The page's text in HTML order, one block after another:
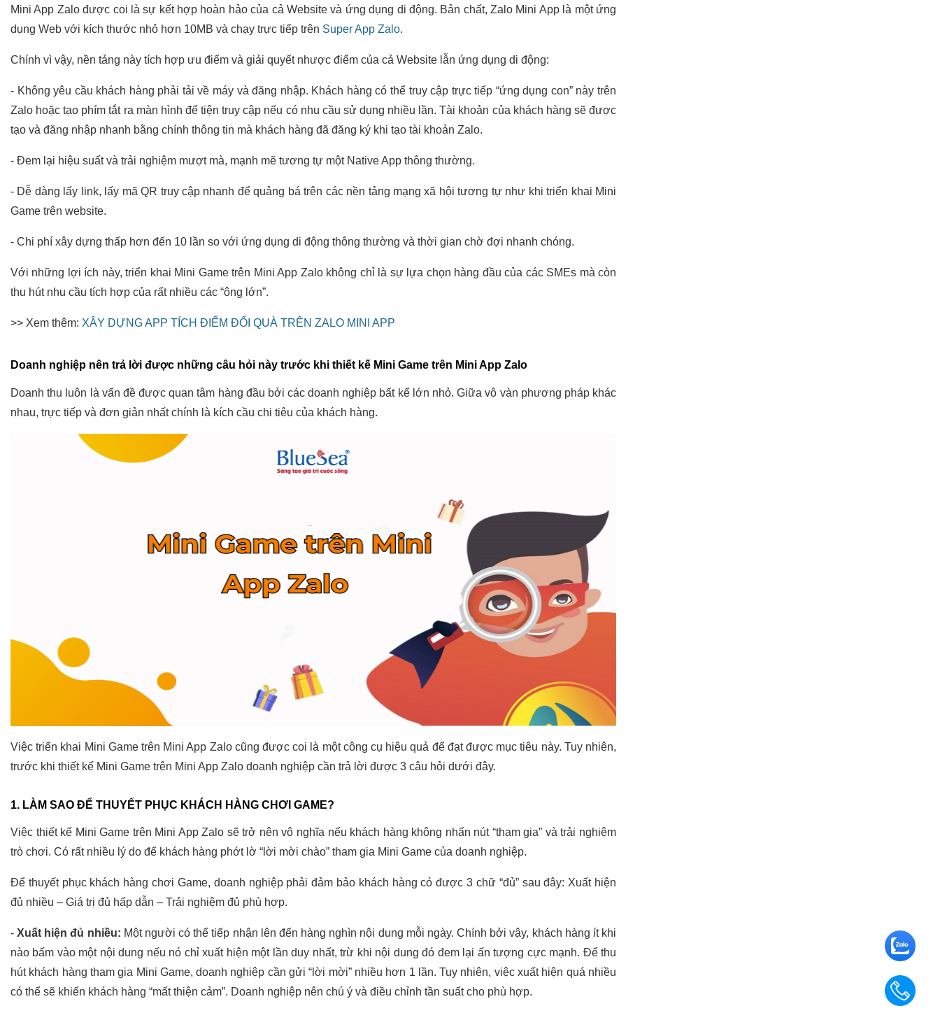
Mini App Zalo được coi là sự kết hợp hoàn hảo của cả Website và ứng dụng di động. Bản chất, Zalo Mini App là một ứng
dụng Web với kích thước nhỏ hơn 10MB và chạy trực tiếp trên Super App Zalo.
Chính vì vậy, nền tảng này tích hợp ưu điểm và giải quyết nhược điểm của cả Website lẫn ứng dụng di động:
- Không yêu cầu khách hàng phải tải về máy và đăng nhập. Khách hàng có thể truy cập trực tiếp “ứng dụng con” này trên
Zalo hoặc tạo phím tắt ra màn hình để tiện truy cập nếu có nhu cầu sử dụng nhiều lần. Tài khoản của khách hàng sẽ được
tạo và đăng nhập nhanh bằng chính thông tin mà khách hàng đã đăng ký khi tạo tài khoản Zalo.
- Đem lại hiệu suất và trải nghiệm mượt mà, mạnh mẽ tương tự một Native App thông thường.
- Dễ dàng lấy link, lấy mã QR truy cập nhanh để quảng bá trên các nền tảng mạng xã hội tương tự như khi triển khai Mini
Game trên website.
- Chi phí xây dựng thấp hơn đến 10 lần so với ứng dụng di động thông thường và thời gian chờ đợi nhanh chóng.
Với những lợi ích này, triển khai Mini Game trên Mini App Zalo không chỉ là sự lựa chọn hàng đầu của các SMEs mà còn
thu hút nhu cầu tích hợp của rất nhiều các “ông lớn”.
>> Xem thêm: XÂY DỰNG APP TÍCH ĐIỂM ĐỔI QUÀ TRÊN ZALO MINI APP
Doanh nghiệp nên trả lời được những câu hỏi này trước khi thiết kế Mini Game trên Mini App Zalo
Doanh thu luôn là vấn đề được quan tâm hàng đầu bởi các doanh nghiệp bất kể lớn nhỏ. Giữa vô vàn phương pháp khác
nhau, trực tiếp và đơn giản nhất chính là kích cầu chi tiêu của khách hàng.
Việc triển khai Mini Game trên Mini App Zalo cũng được coi là một công cụ hiệu quả để đạt được mục tiêu này. Tuy nhiên,
trước khi thiết kế Mini Game trên Mini App Zalo doanh nghiệp cần trả lời được 3 câu hỏi dưới đây.
1. LÀM SAO ĐỂ THUYẾT PHỤC KHÁCH HÀNG CHƠI GAME?
Việc thiết kế Mini Game trên Mini App Zalo sẽ trở nên vô nghĩa nếu khách hàng không nhấn nút “tham gia” và trải nghiệm
trò chơi. Có rất nhiều lý do để khách hàng phớt lờ “lời mời chào” tham gia Mini Game của doanh nghiệp.
Để thuyết phục khách hàng chơi Game, doanh nghiệp phải đảm bảo khách hàng có được 3 chữ “đủ” sau đây: Xuất hiện
đủ nhiều – Giá trị đủ hấp dẫn – Trải nghiệm đủ phù hợp.
-Xuất hiện đủ nhiều: Một người có thể tiếp nhận lên đến hàng nghìn nội dung mỗi ngày. Chính bởi vậy, khách hàng ít khi
nào bấm vào một nội dung nếu nó chỉ xuất hiện một lần duy nhất, trừ khi nội dung đó đem lại ấn tượng cực mạnh. Để thu
hút khách hàng tham gia Mini Game, doanh nghiệp cần gửi “lời mời” nhiều hơn 1 lần. Tuy nhiên, việc xuất hiện quá nhiều
có thể sẽ khiến khách hàng “mất thiện cảm”. Doanh nghiệp nên chú ý và điều chỉnh tần suất cho phù hợp.